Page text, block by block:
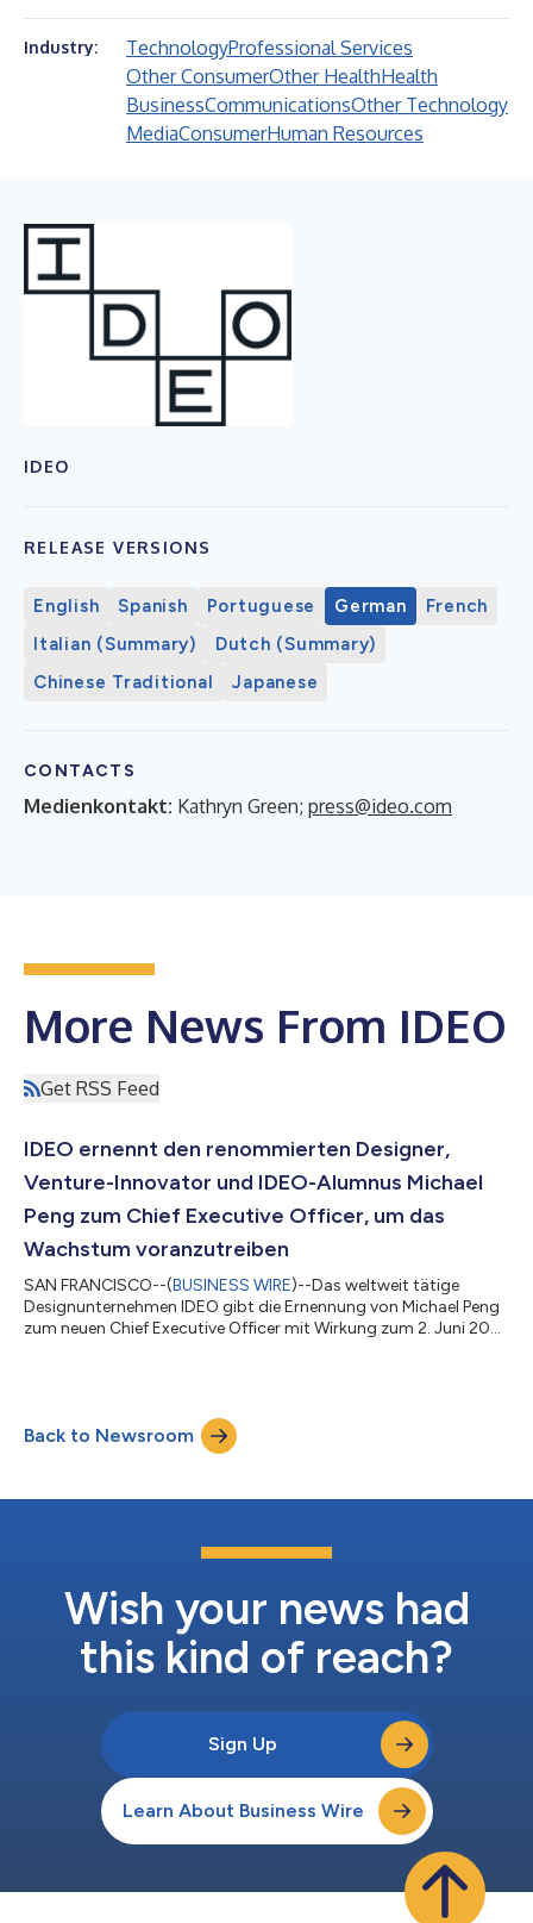
Industry: TechnologyProfessional Services
Other ConsumerOther HealthHealth
BusinessCommunicationsOther Technology
MediaConsumerHuman Resources
IDEO
RELEASE VERSIONS
English Spanish Portuguese German
French
Italian (Summary)
Dutch (Summary)
Chinese Traditional
Japanese
CONTACTS
Medienkontakt: Kathryn Green; press@ideo.com
More News From IDEO
Get RSS Feed
IDEO ernennt den renommierten Designer,
Venture-Innovator und IDEO-Alumnus Michael
Peng zum Chief Executive Officer, um das
Wachstum voranzutreiben
SAN FRANCISCO--(BUSINESS WIRE)--Das weltweit tätige
Designunternehmen IDEO gibt die Ernennung von Michael Peng
zum neuen Chief Executive Officer mit Wirkung zum 2. Juni 2025
wurde, zum Unternehmen zurück. Seine Führungsqualitäten
bringen eine einzigartige Mischung aus menschenorientierter
Kreativität, multikulture...
Back to Newsroom
Wish your news had
this kind of reach?
Sign Up
Learn About Business Wire